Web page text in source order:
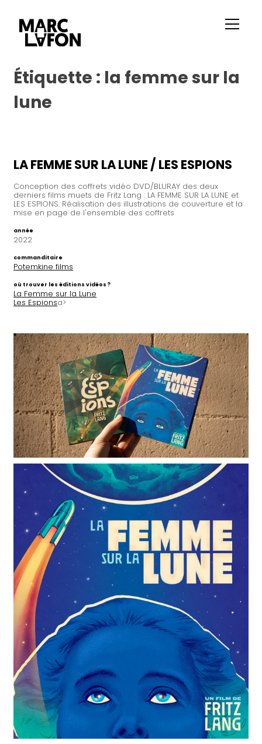
Étiquette : la femme sur la
lune
LA FEMME SUR LA LUNE / LES ESPIONS
Conception des coffrets vidéo DVD/BLURAY des deux
derniers films muets de Fritz Lang : LA FEMME SUR LA LUNE et
LES ESPIONS. Réalisation des illustrations de couverture et la
mise en page de l'ensemble des coffrets
année
2022
commanditaire
Potemkine films
où trouver les éditions vidéos ?
La Femme sur la Lune
Les Espionsa>